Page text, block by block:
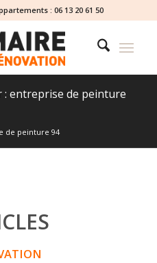
: 06 13 20 61 50
: entreprise de peinture
de peinture 94